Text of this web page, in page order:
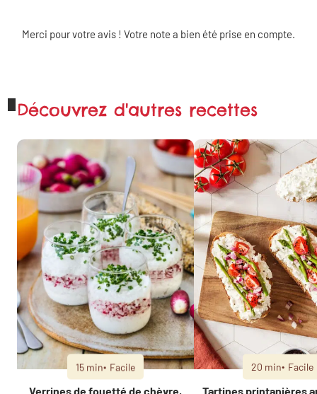
Merci pour votre avis ! Votre note a bien été prise en compte.
Découvrez d'autres recettes
15 min Facile
Verrines de fouetté de chèvre,
20 min Facile
Tartines printanières